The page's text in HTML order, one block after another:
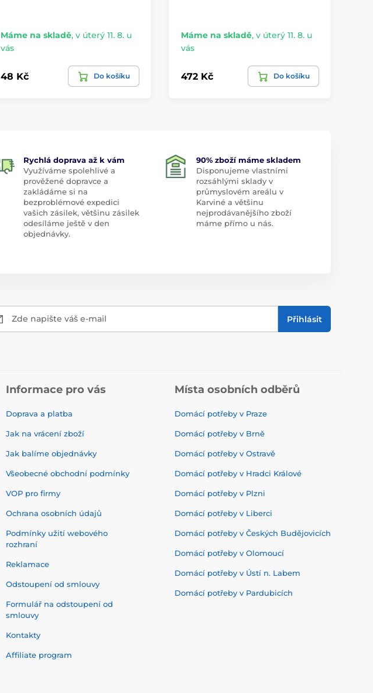
Máme na skladě, v úterý 11. 8. u
vás
48 Kč Do košíku
Máme na skladě, v úterý 11. 8. u
vás
472 Kč Do košíku
Rychlá doprava až k vám
Využíváme spolehlivé a
prověžené dopravce a
zakládáme si na
bezproblémové expedici
vašich zásilek, většinu zásilek
odesíláme ještě v den
objednávky.
90% zboží máme skladem
Disponujeme vlastními
rozsáhlými sklady v
průmyslovém areálu v
Karviné a většinu
nejprodávanějšího zboží
máme přímo u nás.
Zde napište váš e-mail Přihlásit
Informace pro vás
Doprava a platba
Jak na vrácení zboží
Jak balíme objednávky
Všeobecné obchodní podmínky
VOP pro firmy
Ochrana osobních údajů
Podmínky užití webového
rozhraní
Reklamace
Odstoupení od smlouvy
Formulář na odstoupení od
smlouvy
Kontakty
Affiliate program
Místa osobních odběrů
Domácí potřeby v Praze
Domácí potřeby v Brně
Domácí potřeby v Ostravě
Domácí potřeby v Hradci Králové
Domácí potřeby v Plzni
Domácí potřeby v Liberci
Domácí potřeby v Českých Budějovicích
Domácí potřeby v Olomoucí
Domácí potřeby v Ústí n. Labem
Domácí potřeby v Pardubicích